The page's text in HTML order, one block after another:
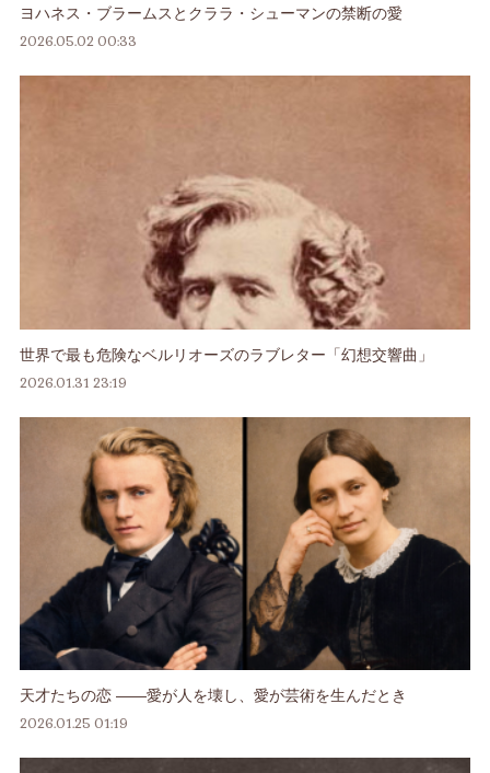
ヨハネス・ブラームスとクララ・シューマンの禁断の愛
2026.05.02 00:33
世界で最も危険なベルリオーズのラブレター「幻想交響曲」
2026.01.31 23:19
天才たちの恋 ――愛が人を壊し、愛が芸術を生んだとき
2026.01.25 01:19